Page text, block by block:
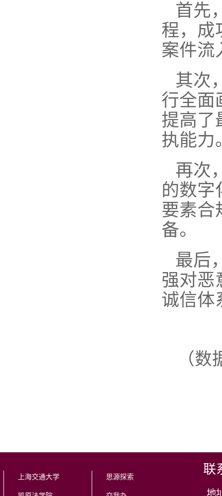
首先
程，成
案件流
其次
行全面
提高了
执能力
再次
的数字
要素合
备。
最后
强对恶
诚信体
（
上海交通大学 思源探索
联
地